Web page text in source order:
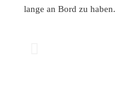
lange an Bord zu haben.